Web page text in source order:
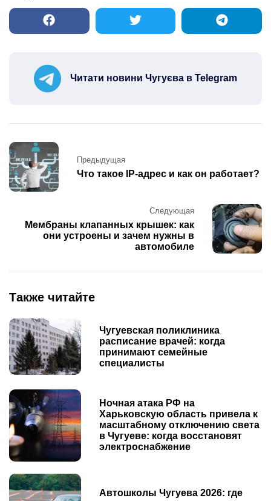
Читати новини Чугуєва в Telegram
Post
navigation
Предыдущая
Что такое IP-адрес и как он работает?
Следующая
Мембраны клапанных крышек: как
они устроены и зачем нужны в
автомобиле
Также читайте
Чугуевская поликлиника
расписание врачей: когда
принимают семейные
специалисты
Ночная атака РФ на
Харьковскую область привела к
масштабному отключению света
в Чугуеве: когда восстановят
электроснабжение
Автошколы Чугуева 2026: где